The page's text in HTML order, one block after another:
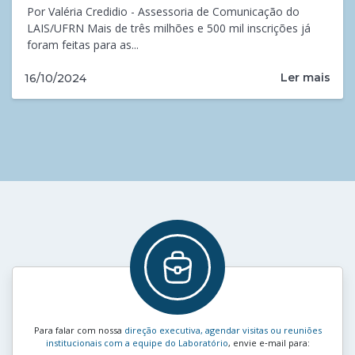
Por Valéria Credidio - Assessoria de Comunicação do
LAIS/UFRN Mais de três milhões e 500 mil inscrições já
foram feitas para as...
16/10/2024 Ler mais
Para falar com nossa direção executiva, agendar visitas ou reuniões
institucionais com a equipe do Laboratório, envie e‑mail para: